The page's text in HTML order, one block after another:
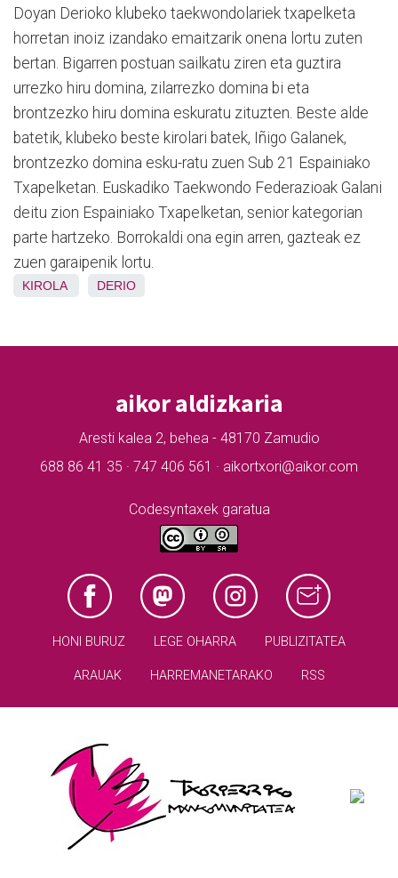
Doyan Derioko klubeko taekwondolariek txapelketa
horretan inoiz izandako emaitzarik onena lortu zuten
bertan. Bigarren postuan sailkatu ziren eta guztira
urrezko hiru domina, zilarrezko domina bi eta
brontzezko hiru domina eskuratu zituzten. Beste alde
batetik, klubeko beste kirolari batek, Iñigo Galanek,
brontzezko domina esku-ratu zuen Sub 21 Espainiako
Txapelketan. Euskadiko Taekwondo Federazioak Galani
deitu zion Espainiako Txapelketan, senior kategorian
parte hartzeko. Borrokaldi ona egin arren, gazteak ez
zuen garaipenik lortu.
KIROLA DERIO
aikor aldizkaria
Aresti kalea 2, behea - 48170 Zamudio
688 86 41 35 · 747 406 561 · aikortxori@aikor.com
Codesyntaxek garatua
HONI BURUZ LEGE OHARRA PUBLIZITATEA
ARAUAK HARREMANETARAKO RSS